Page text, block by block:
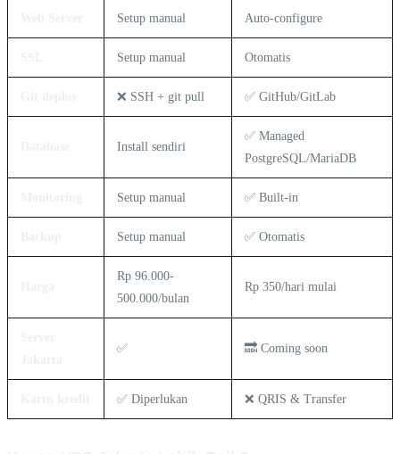
Setup manual Auto-configure
Setup manual Otomatis
❌ SSH + git pull ✅ GitHub/GitLab
Install sendiri
✅ Managed
PostgreSQL/MariaDB
Setup manual ✅ Built-in
Setup manual ✅ Otomatis
Rp 96.000-
500.000/bulan
Rp 350/hari mulai
✅ 🔜 Coming soon
✅ Diperlukan ❌ QRIS & Transfer